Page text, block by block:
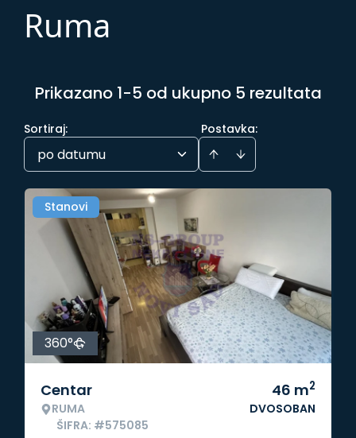
Ruma
Prikazano 1-5 od ukupno 5 rezultata
Postavka:
Sortiraj:
po datumu
Stanovi
360°
Centar
RUMA
ŠIFRA: #575085
46 m2
DVOSOBAN